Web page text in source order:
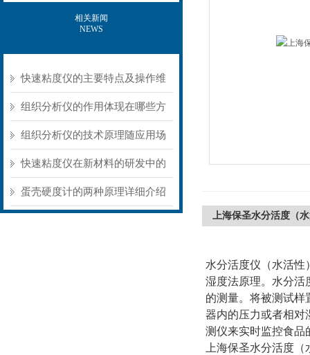
相关新闻
NEWS
快速粘度仪的主要特点及操作维
护方式
组织分析仪的作用体现在哪些方
面？
组织分析仪的技术原理随应用场
景不同存在明显差异
快速粘度仪在新材料的研发中的
应用
蛋壳硬度计的两种原理详细介绍
上海保圣水分活度（
水分活度仪（水活性
湿度法原理。水分活
的测量。将被测试样
器内的压力或者相对
测仪来实时监控食品
上海保圣水分活度